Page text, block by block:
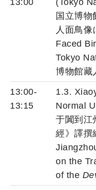
13:00
(Tokyo
国立博
人面鳥
Faced
Tokyo
博物館藏
13:00-
13:15
1.3.
Normal
于闐到江
經》譯撰
on the
of the